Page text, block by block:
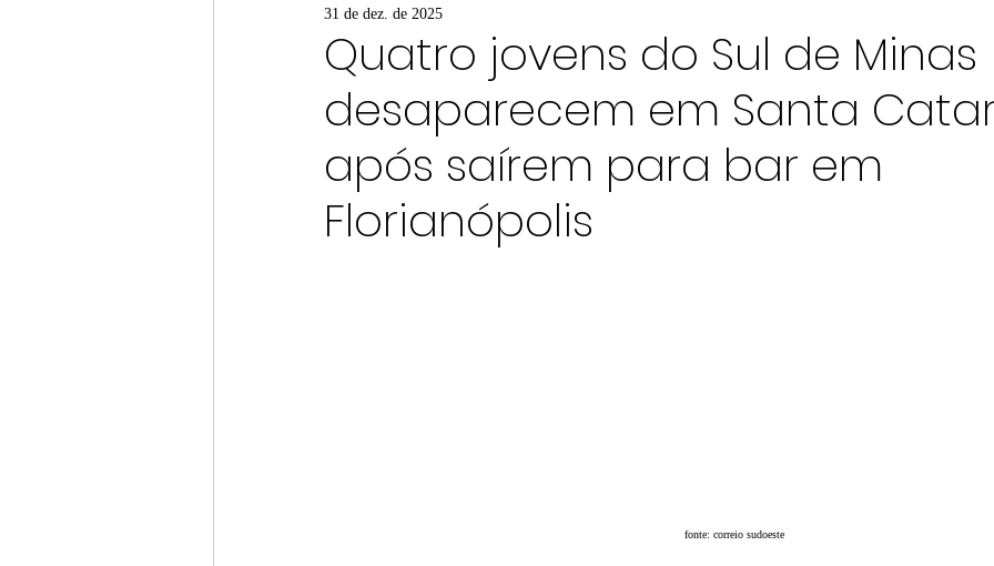
Coluna Fatos e Versões
Coluna: Agenda 21 Coluna: SindJori Internacional Coluna Jurídica
Publicidade Legal Post Recentes Coluna Arte e Cultura em Ação
Quatro jovens do Sul de Minas
desaparecem em Santa
após saírem para bar em
Florianópolis
31 de dez. de 2025
fonte: correio sudoeste